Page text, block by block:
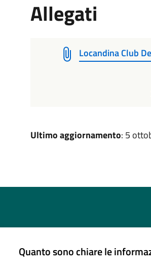
Allegati
Locandina Club
Ultimo aggiornamento: 5
Quanto sono chiare le